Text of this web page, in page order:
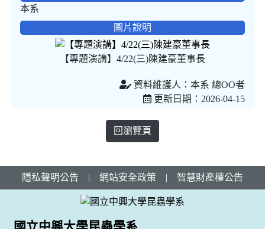
本系
圖片說明
【專題演講】4/22(三)陳建豪董事長
資料維護人：本系 總OO者
更新日期：2026-04-15
回瀏覽頁
隱私聲明公告 | 網站安全政策 | 智慧財產權公告